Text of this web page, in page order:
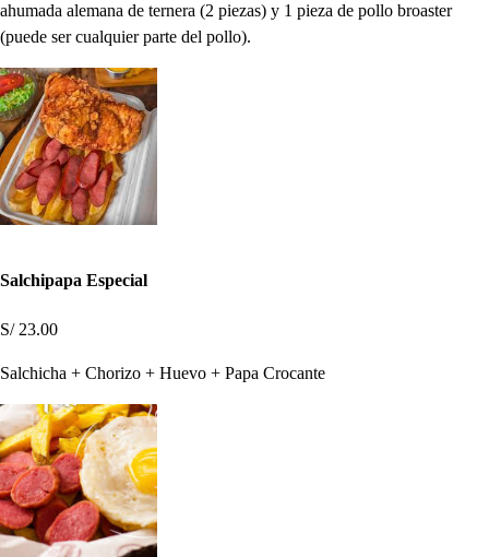
ahumada alemana de ternera (2 piezas) y 1 pieza de pollo broaster
(puede ser cualquier parte del pollo).
Salchipapa Especial
S/ 23.00
Salchicha + Chorizo + Huevo + Papa Crocante